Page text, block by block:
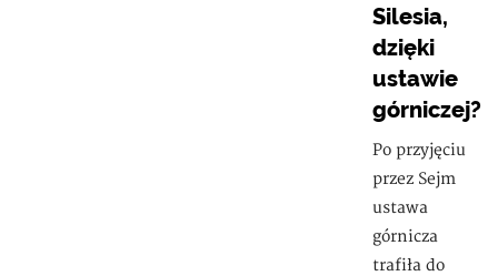
Silesia,
dzięki
ustawie
górniczej?
Po przyjęciu
przez Sejm
ustawa
górnicza
trafiła do